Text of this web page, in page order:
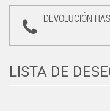
DEVOLUCIÓN
LISTA DE